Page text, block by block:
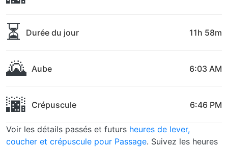
⏳ Durée du jour 11h 58m
🌄 Aube 6:03 AM
🌆 Crépuscule 6:46 PM
Voir les détails passés et futurs heures de lever,
coucher et crépuscule pour Passage. Suivez les heures